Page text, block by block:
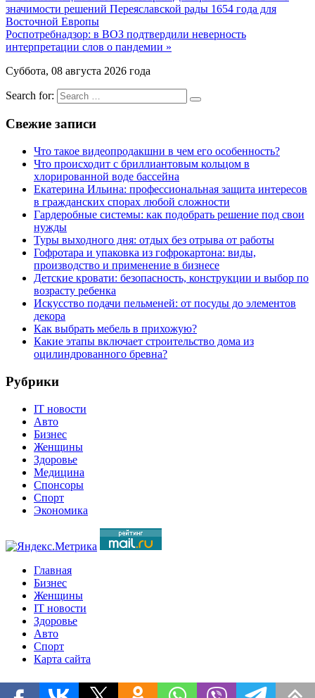
значимости решений Переяславской рады 1654 года для
Восточной Европы
Роспотребнадзор: в ВОЗ подтвердили неверность
интерпретации слов о пандемии »
Суббота, 08 августа 2026 года
Search for:
Свежие записи
Что такое видеопродакшни в чем его особенность?
Что происходит с бриллиантовым кольцом в
хлорированной воде бассейна
Екатерина Ильина: профессиональная защита интересов
в гражданских спорах любой сложности
Гардеробные системы: как подобрать решение под свои
нужды
Туры выходного дня: отдых без отрыва от работы
Гофротара и упаковка из гофрокартона: виды,
производство и применение в бизнесе
Детские кровати: безопасность, конструкции и выбор по
возрасту ребенка
Искусство подачи пельменей: от посуды до элементов
декора
Как выбрать мебель в прихожую?
Какие этапы включает строительство дома из
оцилиндрованного бревна?
Рубрики
IT новости
Авто
Бизнес
Женщины
Здоровье
Медицина
Спонсоры
Спорт
Экономика
Главная
Бизнес
Женщины
IT новости
Здоровье
Авто
Спорт
Карта сайта